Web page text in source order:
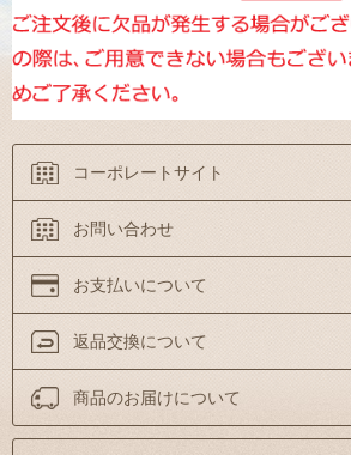
コーポレートサイト
お問い合わせ
お支払いについて
返品交換について
商品のお届けについて